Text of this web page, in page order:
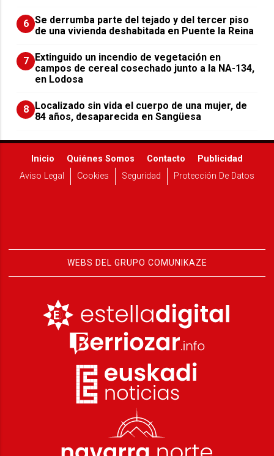
6 Se derrumba parte del tejado y del tercer piso
de una vivienda deshabitada en Puente la Reina
7 Extinguido un incendio de vegetación en
campos de cereal cosechado junto a la NA-134,
en Lodosa
8 Localizado sin vida el cuerpo de una mujer, de
84 años, desaparecida en Sangüesa
Inicio Quiénes Somos Contacto
Publicidad
Aviso Legal
Cookies Seguridad Protección De Datos
WEBS DEL GRUPO COMUNIKAZE